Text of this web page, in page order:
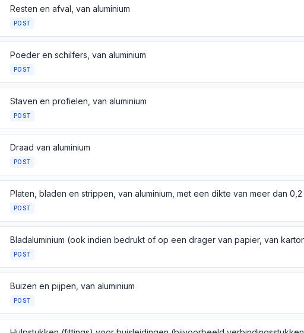
Resten en afval, van aluminium
POST
Poeder en schilfers, van aluminium
POST
Staven en profielen, van aluminium
POST
Draad van aluminium
POST
Platen, bladen en strippen, van aluminium, met een dikte van meer dan 0,2
POST
POST
Buizen en pijpen, van aluminium
POST